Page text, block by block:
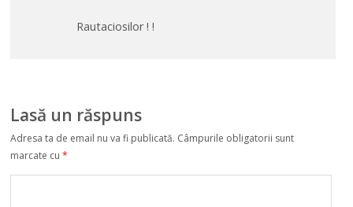
Rautaciosilor ! !
Lasă un răspuns
Adresa ta de email nu va fi publicată. Câmpurile obligatorii sunt
marcate cu*